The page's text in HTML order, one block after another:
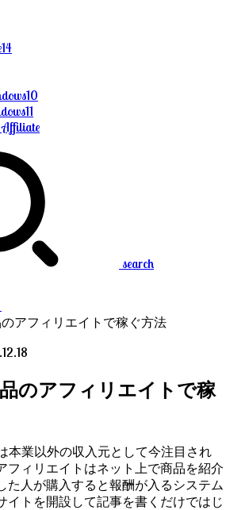
Affiliate
search
アフィリエイトで稼ぐ方法
のアフィリエイトで稼
本業以外の収入元として今注目され
フィリエイトはネット上で商品を紹介
た人が購入すると報酬が入るシステム
イトを開設して記事を書くだけではじ